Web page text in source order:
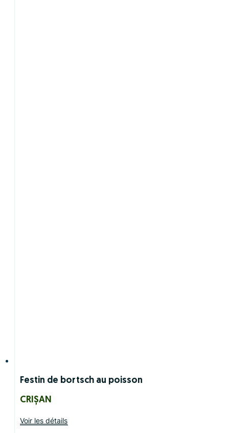
Festin de bortsch au poisson
CRIȘAN
Voir les détails